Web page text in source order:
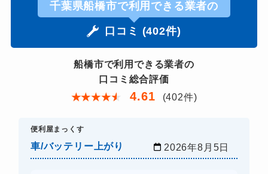
千葉県船橋市で利用できる業者の
口コミ (402件)
船橋市で利用できる業者の
口コミ総合評価
★★★★★ 4.61 (402件)
​便利屋まっくす
車/バッテリー上がり 2026年8月5日